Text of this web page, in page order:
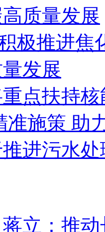
质量发展
极推进焦
发展
点扶持
准施策 助
进污水处
立：推